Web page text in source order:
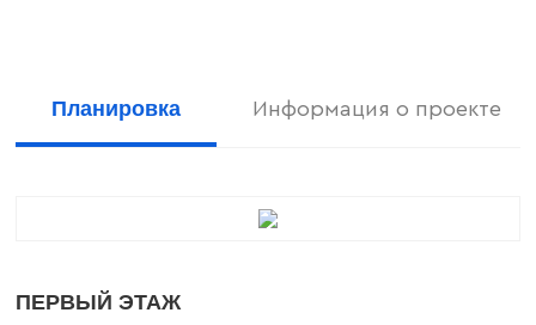
Планировка Информация о проекте
ПЕРВЫЙ ЭТАЖ